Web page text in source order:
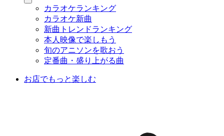
カラオケランキング
カラオケ新曲
新曲トレンドランキング
本人映像で楽しもう
旬のアニソンを歌おう
定番曲・盛り上がる曲
お店でもっと楽しむ